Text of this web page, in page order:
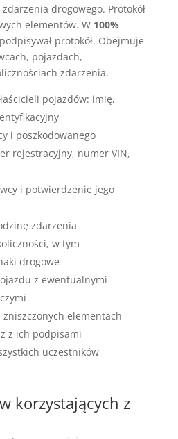
drogowego. Protokół
elementów. W 100%
protokół. Obejmuje
pojazdach,
zdarzenia.
pojazdów: imię,
i poszkodowanego
rejestracyjny, numer VIN,
i potwierdzenie jego
zdarzenia
w tym
drogowe
z ewentualnymi
elementach
z ich podpisami
uczestników
korzystających z